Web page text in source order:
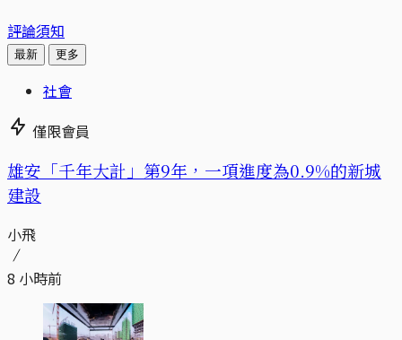
評論須知
最新 更多
社會
僅限會員
​​雄安「千年大計」第9年，一項進度為0.9%的新城
建設
小飛
8 小時前